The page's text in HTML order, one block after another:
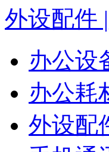
外设配件
办公设
办公耗
外设配